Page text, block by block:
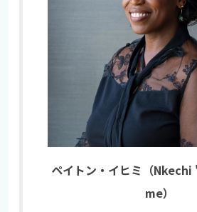
ペイトン・イヒミ（
me）